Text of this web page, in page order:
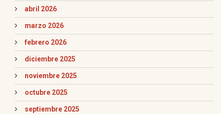
abril 2026
marzo 2026
febrero 2026
diciembre 2025
noviembre 2025
octubre 2025
septiembre 2025